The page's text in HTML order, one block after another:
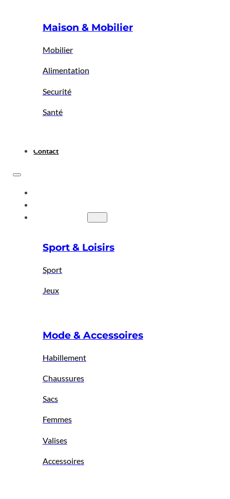
Maison & Mobilier
Mobilier
Alimentation
Securité
Santé
Contact
Sport & Loisirs
Sport
Jeux
Mode & Accessoires
Habillement
Chaussures
Sacs
Femmes
Valises
Accessoires